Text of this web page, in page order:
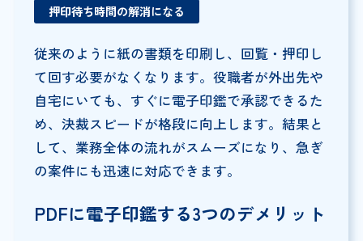
押印待ち時間の解消になる
従来のように紙の書類を印刷し、回覧・押印し
て回す必要がなくなります。役職者が外出先や
自宅にいても、すぐに電子印鑑で承認できるた
め、決裁スピードが格段に向上します。結果と
して、業務全体の流れがスムーズになり、急ぎ
の案件にも迅速に対応できます。
PDFに電子印鑑する3つのデメリット